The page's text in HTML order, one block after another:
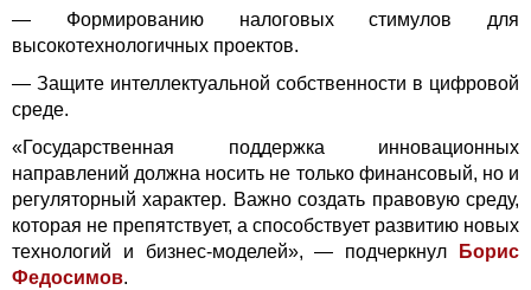
— Формированию налоговых стимулов для
высокотехнологичных проектов.
— Защите интеллектуальной собственности в цифровой
среде.
«Государственная поддержка инновационных
направлений должна носить не только финансовый, но и
регуляторный характер. Важно создать правовую среду,
которая не препятствует, а способствует развитию новых
технологий и бизнес-моделей», — подчеркнул
Борис
Федосимов.